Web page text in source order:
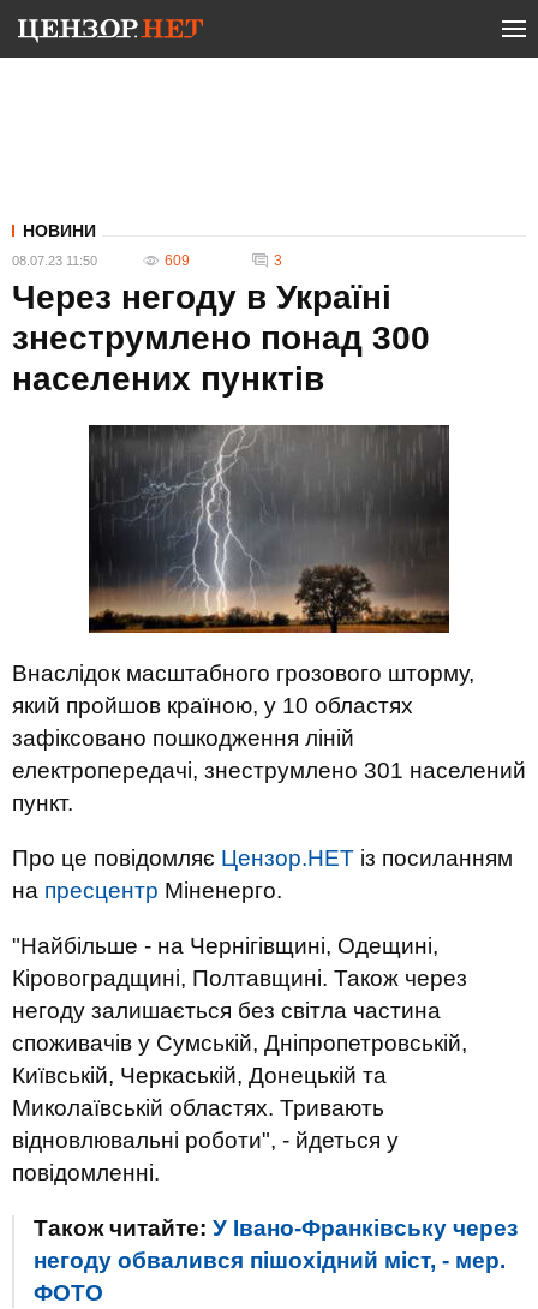
НОВИНИ
08.07.23 11:50 609 3
Через негоду в Україні
знеструмлено понад 300
населених пунктів
Внаслідок масштабного грозового шторму,
який пройшов країною, у 10 областях
зафіксовано пошкодження ліній
електропередачі, знеструмлено 301 населений
пункт.
Про це повідомляє Цензор.НЕТ із посиланням
на пресцентр Міненерго.
"Найбільше - на Чернігівщині, Одещині,
Кіровоградщині, Полтавщині. Також через
негоду залишається без світла частина
споживачів у Сумській, Дніпропетровській,
Київській, Черкаській, Донецькій та
Миколаївській областях. Тривають
відновлювальні роботи", - йдеться у
повідомленні.
Також читайте: У Івано-Франківську через
негоду обвалився пішохідний міст, - мер.
ФОТО